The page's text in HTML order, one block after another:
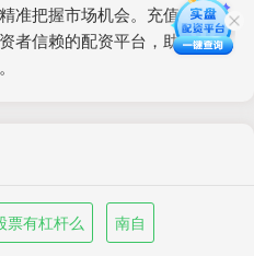
准把握市场机会。充值提现便
者信赖的配资平台，助力用户
票有杠杆么 南自